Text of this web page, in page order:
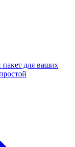
для ваших